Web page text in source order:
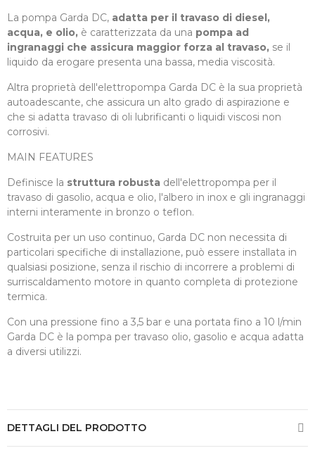
La pompa Garda DC, adatta per il travaso di diesel,
acqua, e olio, è caratterizzata da una pompa ad
ingranaggi che assicura maggior forza al travaso, se il
liquido da erogare presenta una bassa, media viscosità.
Altra proprietà dell'elettropompa Garda DC è la sua proprietà
autoadescante, che assicura un alto grado di aspirazione e
che si adatta travaso di oli lubrificanti o liquidi viscosi non
corrosivi.
MAIN FEATURES
Definisce la struttura robusta dell'elettropompa per il
travaso di gasolio, acqua e olio, l'albero in inox e gli ingranaggi
interni interamente in bronzo o teflon.
Costruita per un uso continuo, Garda DC non necessita di
particolari specifiche di installazione, può essere installata in
qualsiasi posizione, senza il rischio di incorrere a problemi di
surriscaldamento motore in quanto completa di protezione
termica.
Con una pressione fino a 3,5 bar e una portata fino a 10 l/min
Garda DC è la pompa per travaso olio, gasolio e acqua adatta
a diversi utilizzi.
DETTAGLI DEL PRODOTTO